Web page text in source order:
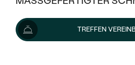
KLASSISCH
MIT MEHREREN
HALO
AUSVERKAUF
WENN SCHMUCK HILFT
PLATIN
GOLD
SILBER
AUSVERKAUF
TREFFEN
459 €
Wir liefern den Schmuck innerhalb
Lieferoptionen